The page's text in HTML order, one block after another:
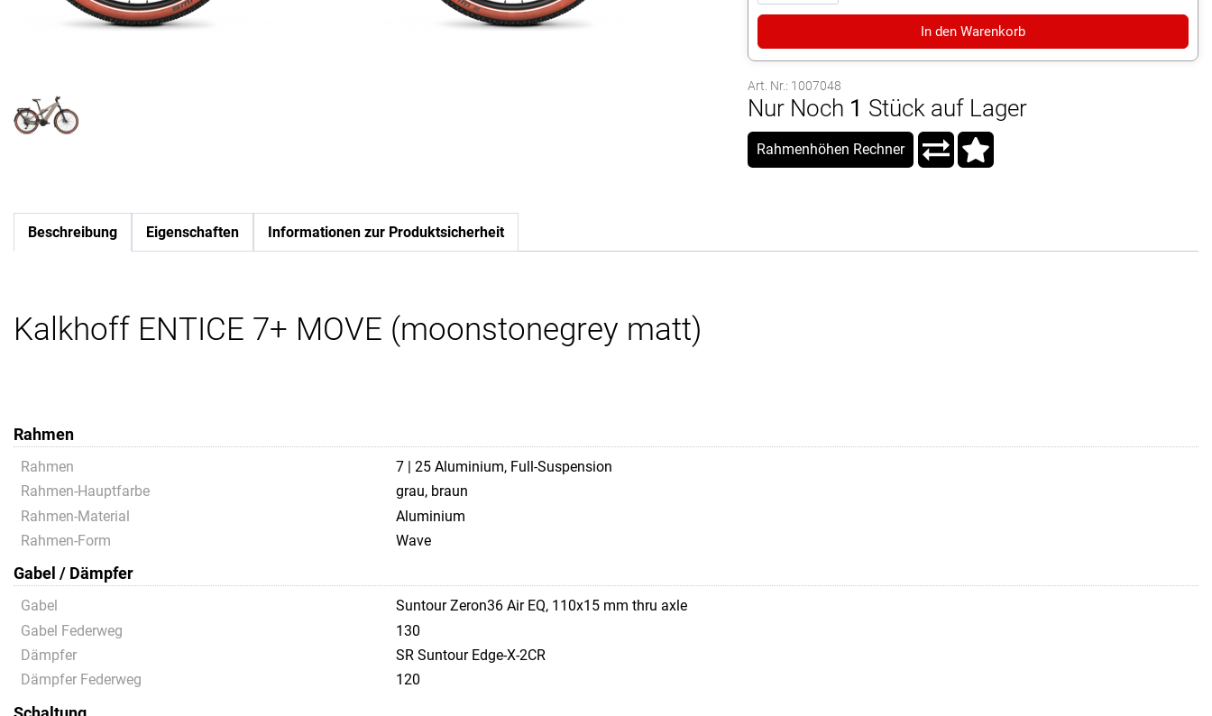
In den Warenkorb
Art. Nr.: 1007048
Nur Noch 1 Stück auf Lager
Rahmenhöhen Rechner
Beschreibung Eigenschaften Informationen zur Produktsicherheit
Kalkhoff ENTICE 7+ MOVE (moonstonegrey matt)
Rahmen
Rahmen
7 | 25 Aluminium, Full-Suspension
Rahmen-Hauptfarbe
grau, braun
Rahmen-Material
Aluminium
Rahmen-Form
Wave
Gabel / Dämpfer
Gabel
Suntour Zeron36 Air EQ, 110x15 mm thru axle
Gabel Federweg
130
Dämpfer
SR Suntour Edge-X-2CR
Dämpfer Federweg
120